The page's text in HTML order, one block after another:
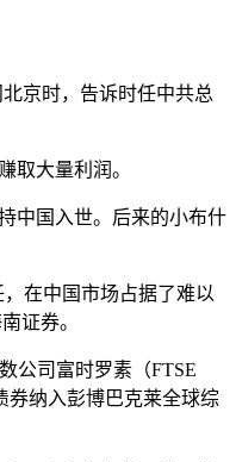
京时，告诉时任中共总
取大量利润。
中国入世。后来的小布什
在中国市场占据了难以
证券。
公司富时罗素（FTSE
券纳入彭博巴克莱全球综